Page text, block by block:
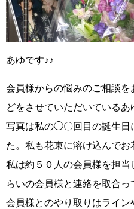
あゆです♪♪
会員様からの悩みのご相談
どをさせていただいているあ
写真は私の◯〇回目の誕生日
た。私も花束に溶け込んでお
私は約５０人の会員様を担当
らいの会員様と連絡を取合っ
会員様とのやり取りはライ